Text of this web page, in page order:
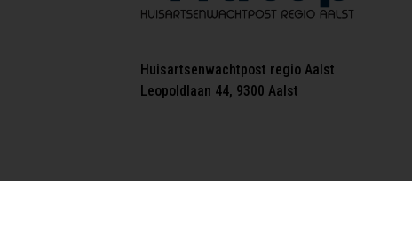
Huisartsenwachtpost regio Aalst
Leopoldlaan 44, 9300 Aalst